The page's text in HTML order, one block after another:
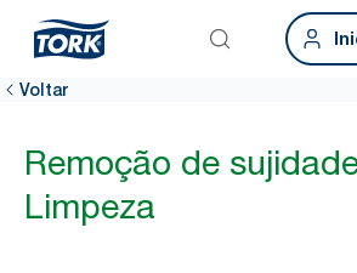
Voltar
Remoção de
Limpeza